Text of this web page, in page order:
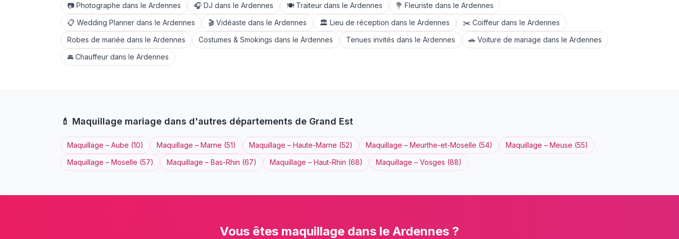
📷 Photographe dans le Ardennes 🎧 DJ dans le Ardennes 🍽️ Traiteur dans le Ardennes 💐 Fleuriste dans le Ardennes
📋 Wedding Planner dans le Ardennes 🎬 Vidéaste dans le Ardennes 🏛️ Lieu de réception dans le Ardennes ✂️ Coiffeur dans le Ardennes
Robes de mariée dans le Ardennes Costumes & Smokings dans le Ardennes Tenues invités dans le Ardennes 🚗 Voiture de mariage dans le Ardennes
🚘 Chauffeur dans le Ardennes
💄 Maquillage mariage dans d'autres départements de Grand Est
Maquillage – Aube (10) Maquillage – Marne (51) Maquillage – Haute-Marne (52) Maquillage – Meurthe-et-Moselle (54) Maquillage – Meuse (55)
Maquillage – Moselle (57) Maquillage – Bas-Rhin (67) Maquillage – Haut-Rhin (68) Maquillage – Vosges (88)
Vous êtes maquillage dans le Ardennes ?